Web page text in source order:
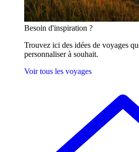
Besoin d'inspiration ?
Trouvez ici des idées de voyages
personnaliser à souhait.
Voir tous les voyages